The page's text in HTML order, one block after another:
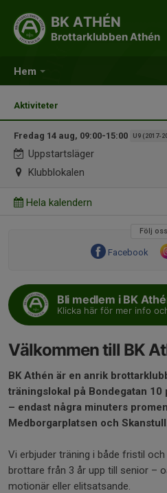
Hem
BK ATHÉN
Brottarklubben Athén
Aktiviteter
Fredag 14 aug, 09:00-15:00 U9 (2017-
Uppstartsläger
Klubblokalen
Hela kalendern
Följ oss
Facebook
Bli medlem i BK
Klicka här för mer info
Välkommen till BK
BK Athén är en anrik
träningslokal på Bondegatan
– endast några minuters
Medborgarplatsen och
Vi erbjuder träning i både fristil
brottare från 3 år upp till senior –
motionär eller elitsatsande.